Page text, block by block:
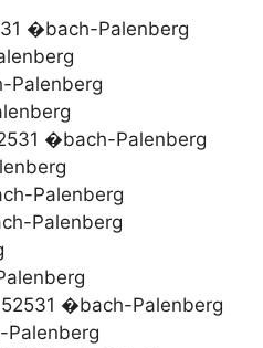
�bach-Palenberg
Palenberg
�bach-Palenberg
Palenberg
Palenberg
�bach-Palenberg
Palenberg